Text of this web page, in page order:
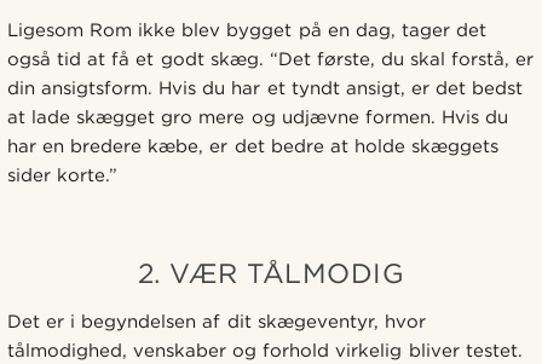
Ligesom Rom ikke blev bygget på en dag, tager det
også tid at få et godt skæg. “Det første, du skal forstå, er
din ansigtsform. Hvis du har et tyndt ansigt, er det bedst
at lade skægget gro mere og udjævne formen. Hvis du
har en bredere kæbe, er det bedre at holde skæggets
sider korte.”
2. VÆR TÅLMODIG
Det er i begyndelsen af dit skægeventyr, hvor
tålmodighed, venskaber og forhold virkelig bliver testet.